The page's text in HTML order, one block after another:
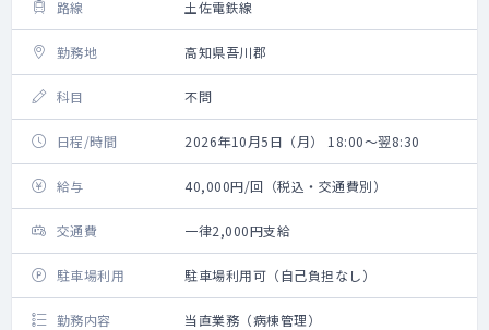
路線 土佐電鉄線
勤務地 高知県吾川郡
科目 不問
日程/時間 2026年10月5日（月） 18:00～翌8:30
給与 40,000円/回（税込・交通費別）
交通費 一律2,000円支給
駐車場利用 駐車場利用可（自己負担なし）
勤務内容 当直業務（病棟管理）